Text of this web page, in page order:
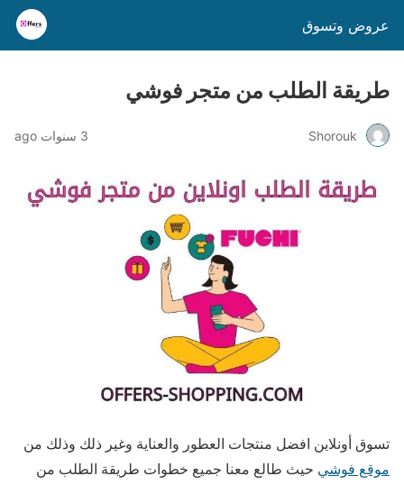
عروض وتسوق
طريقة الطلب من متجر فوشي
Shorouk 3 سنوات ago
تسوق أونلاين افضل منتجات العطور والعناية وغير ذلك وذلك من
موقع فوشي حيث طالع معنا جميع خطوات طريقة الطلب من